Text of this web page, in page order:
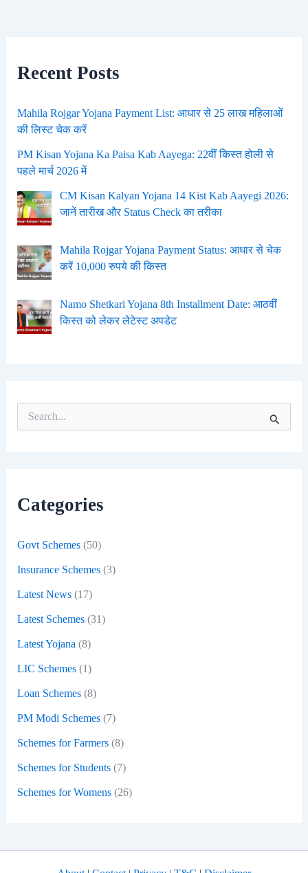
Recent Posts
Mahila Rojgar Yojana Payment List: आधार से 25 लाख महिलाओं
की लिस्ट चेक करें
PM Kisan Yojana Ka Paisa Kab Aayega: 22वीं किस्त होली से
पहले मार्च 2026 में
CM Kisan Kalyan Yojana 14 Kist Kab Aayegi 2026:
जानें तारीख और Status Check का तरीका
Mahila Rojgar Yojana Payment Status: आधार से चेक
करें 10,000 रुपये की किस्त
Namo Shetkari Yojana 8th Installment Date: आठवीं
किस्त को लेकर लेटेस्ट अपडेट
o
Categories
Govt Schemes(50)
Insurance Schemes(3)
Latest News(17)
Latest Schemes(31)
Latest Yojana (8)
LIC Schemes(1)
Loan Schemes(8)
PM Modi Schemes(7)
Schemes for Farmers(8)
Schemes for Students(7)
Schemes for Womens(26)